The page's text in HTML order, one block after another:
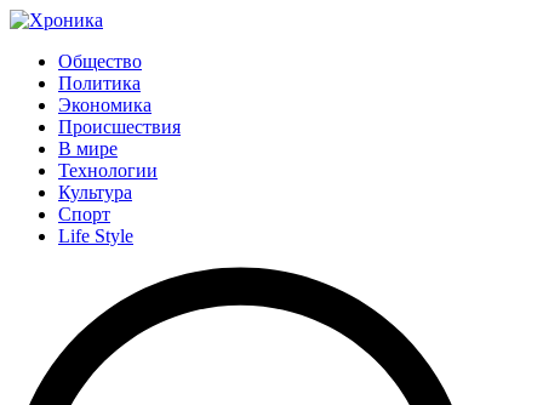
Общество
Политика
Экономика
Происшествия
В мире
Технологии
Культура
Спорт
Life Style